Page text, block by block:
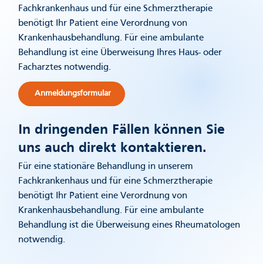
Fachkrankenhaus und für eine Schmerztherapie
benötigt Ihr Patient eine Verordnung von
Krankenhausbehandlung. Für eine ambulante
Behandlung ist eine Überweisung Ihres Haus- oder
Facharztes notwendig.
Anmeldungsformular
In dringenden Fällen können Sie
uns auch direkt kontaktieren.
Für eine stationäre Behandlung in unserem
Fachkrankenhaus und für eine Schmerztherapie
benötigt Ihr Patient eine Verordnung von
Krankenhausbehandlung. Für eine ambulante
Behandlung ist die Überweisung eines Rheumatologen
notwendig.